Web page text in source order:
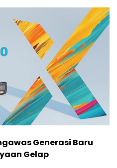
Generasi Baru
Gelap